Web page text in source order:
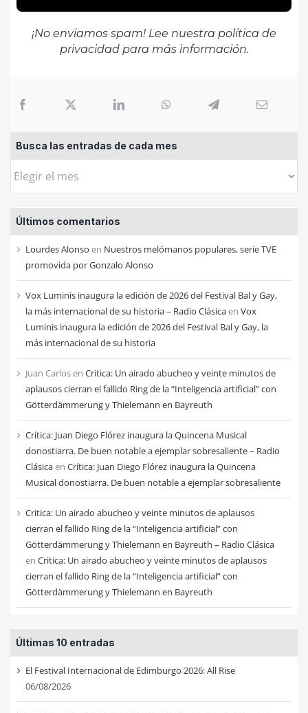
¡No enviamos spam! Lee nuestra política de
privacidadpara más información.
Busca las entradas de cada mes
Busca
entradas
de
cada
mes
Últimos comentarios
Lourdes Alonso en Nuestros melómanos populares, serie TVE
promovida por Gonzalo Alonso
Vox Luminis inaugura la edición de 2026 del Festival Bal y Gay,
la más internacional de su historia – Radio Clásicaen Vox
Luminis inaugura la edición de 2026 del Festival Bal y Gay, la
más internacional de su historia
Juan Carlosen Critica: Un airado abucheo y veinte minutos de
aplausos cierran el fallido Ring de la “Inteligencia artificial” con
Götterdämmerung y Thielemann en Bayreuth
Crítica: Juan Diego Flórez inaugura la Quincena Musical
donostiarra. De buen notable a ejemplar sobresaliente – Radio
Clásicaen Crítica: Juan Diego Flórez inaugura la Quincena
Musical donostiarra. De buen notable a ejemplar sobresaliente
Critica: Un airado abucheo y veinte minutos de aplausos
cierran el fallido Ring de la “Inteligencia artificial” con
Götterdämmerung y Thielemann en Bayreuth – Radio Clásica
en Critica: Un airado abucheo y veinte minutos de aplausos
cierran el fallido Ring de la “Inteligencia artificial” con
Götterdämmerung y Thielemann en Bayreuth
Últimas 10 entradas
El Festival Internacional de Edimburgo 2026: All Rise
06/08/2026